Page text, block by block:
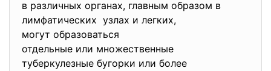
в различных органах, главным образом в
лимфатических узлах и легких,
могут образоваться
отдельные или множественные
туберкулезные бугорки или более